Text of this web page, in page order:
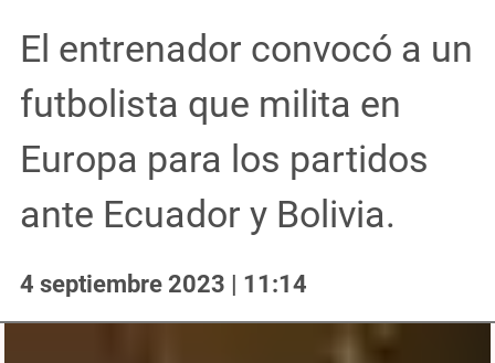
El entrenador convocó a un
futbolista que milita en
Europa para los partidos
ante Ecuador y Bolivia.
4 septiembre 2023 | 11:14